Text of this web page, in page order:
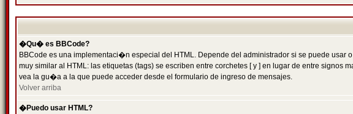
�Qu� es BBCode?
BBCode es una implementaci�n especial del HTML. Depende del administrador si se puede
muy similar al HTML: las etiquetas (tags) se escriben entre corchetes [ y ] en lugar de entre
vea la gu�a a la que puede acceder desde el formulario de ingreso de mensajes.
Volver arriba
�Puedo usar HTML?